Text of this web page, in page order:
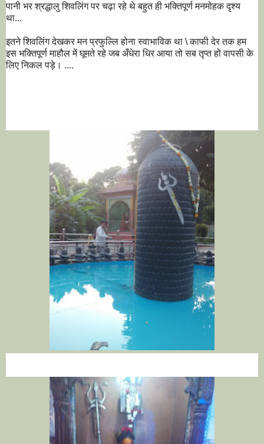
पानी भर श्रद्धालु शिवलिंग पर चढ़ा रहे थे बहुत ही भक्तिपूर्ण मनमोहक दृश्य
था...
इतने शिवलिंग देखकर मन प्रफुल्लि होना स्वाभाविक था \ काफी देर तक हम
इस भक्तिपूर्ण माहौल में घूमते रहे जब अँधेरा धिर आया तो सब तृप्त हो वापसी के
लिए निकल पड़े। ....